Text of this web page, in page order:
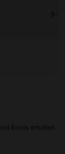
Bonus erhalten.